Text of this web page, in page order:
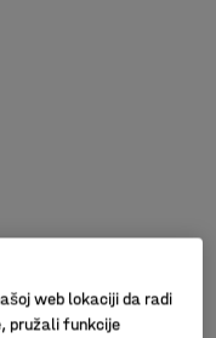
web lokaciji da radi
pružali funkcije